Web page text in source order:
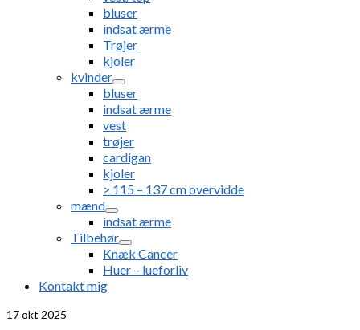
bluser
indsat ærme
Trøjer
kjoler
kvinder
bluser
indsat ærme
vest
trøjer
cardigan
kjoler
> 115 – 137 cm overvidde
mænd
indsat ærme
Tilbehør
Knæk Cancer
Huer – lueforliv
Kontakt mig
17okt 2025